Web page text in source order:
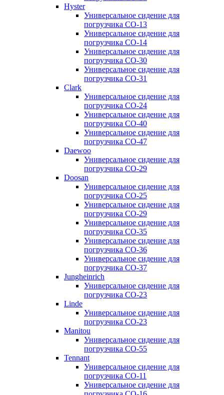
Hyster
Универсальное сидение для
погрузчика CO-13
Универсальное сидение для
погрузчика CO-14
Универсальное сидение для
погрузчика CO-30
Универсальное сидение для
погрузчика CO-31
Clark
Универсальное сидение для
погрузчика CO-24
Универсальное сидение для
погрузчика CO-40
Универсальное сидение для
погрузчика CO-47
Daewoo
Универсальное сидение для
погрузчика CO-29
Doosan
Универсальное сидение для
погрузчика CO-25
Универсальное сидение для
погрузчика CO-29
Универсальное сидение для
погрузчика CO-35
Универсальное сидение для
погрузчика CO-36
Универсальное сидение для
погрузчика CO-37
Jungheinrich
Универсальное сидение для
погрузчика CO-23
Linde
Универсальное сидение для
погрузчика CO-23
Manitou
Универсальное сидение для
погрузчика CO-55
Tennant
Универсальное сидение для
погрузчика CO-11
Универсальное сидение для